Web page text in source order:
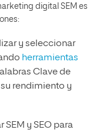
digital SEM es
y seleccionar
herramientas
Clave de
rendimiento y
SEM y SEO para